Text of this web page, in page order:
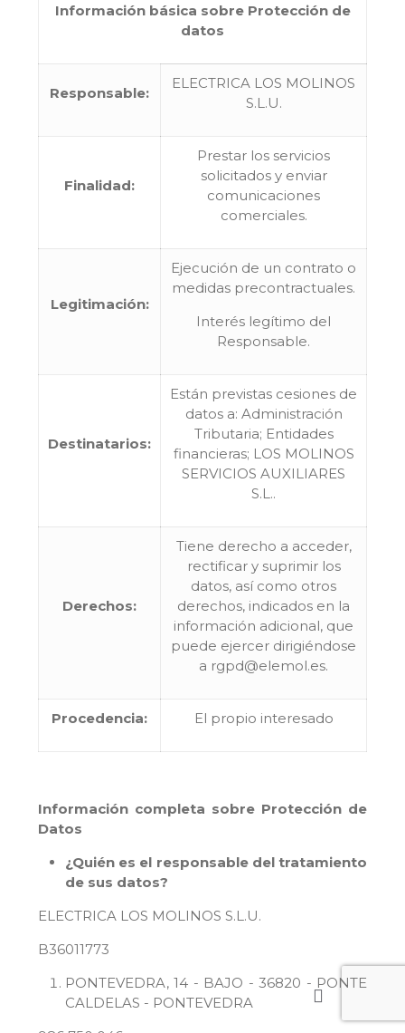
Información básica sobre Protección de
datos
Responsable:
ELECTRICA LOS MOLINOS
S.L.U.
Finalidad:
Prestar los servicios
solicitados y enviar
comunicaciones
comerciales.
Legitimación:
Ejecución de un contrato o
medidas precontractuales.
Interés legítimo del
Responsable.
Destinatarios:
Están previstas cesiones de
datos a: Administración
Tributaria; Entidades
financieras; LOS MOLINOS
SERVICIOS AUXILIARES
S.L..
Derechos:
Tiene derecho a acceder,
rectificar y suprimir los
datos, así como otros
derechos, indicados en la
información adicional, que
puede ejercer dirigiéndose
a rgpd@elemol.es.
Procedencia: El propio interesado
Información completa sobre Protección de
Datos
¿Quién es el responsable del tratamiento
de sus datos?
ELECTRICA LOS MOLINOS S.L.U.
B36011773
PONTEVEDRA, 14 - BAJO - 36820 - PONTE
CALDELAS - PONTEVEDRA